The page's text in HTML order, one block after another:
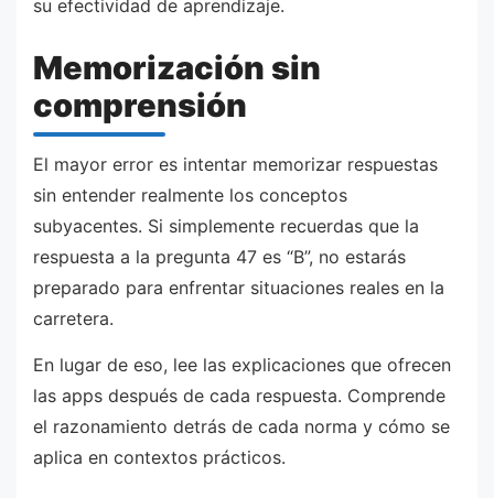
su efectividad de aprendizaje.
Memorización sin
comprensión
El mayor error es intentar memorizar respuestas
sin entender realmente los conceptos
subyacentes. Si simplemente recuerdas que la
respuesta a la pregunta 47 es “B”, no estarás
preparado para enfrentar situaciones reales en la
carretera.
En lugar de eso, lee las explicaciones que ofrecen
las apps después de cada respuesta. Comprende
el razonamiento detrás de cada norma y cómo se
aplica en contextos prácticos.